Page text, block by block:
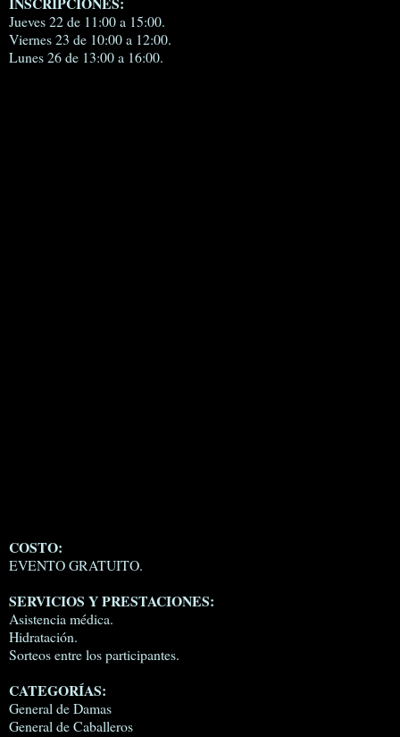
Jueves 22 de 11:00 a 15:00.
Viernes 23 de 10:00 a 12:00.
Lunes 26 de 13:00 a 16:00.
COSTO:
EVENTO GRATUITO.
SERVICIOS Y PRESTACIONES:
Asistencia médica.
Hidratación.
Sorteos entre los participantes.
CATEGORÍAS:
General de Damas
General de Caballeros